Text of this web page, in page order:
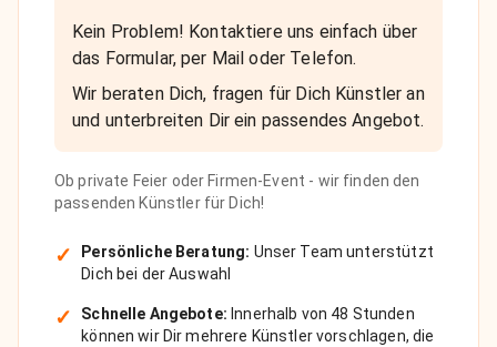
Kein Problem! Kontaktiere uns einfach über
das Formular, per Mail oder Telefon.
Wir beraten Dich, fragen für Dich Künstler an
und unterbreiten Dir ein passendes Angebot.
Ob private Feier oder Firmen-Event - wir finden den
passenden Künstler für Dich!
✓ Persönliche Beratung: Unser Team unterstützt
Dich bei der Auswahl
✓ Schnelle Angebote: Innerhalb von 48 Stunden
können wir Dir mehrere Künstler vorschlagen, die